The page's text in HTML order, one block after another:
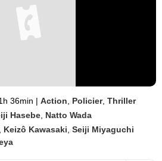
36min | Action Policier, Thriller
Hasebe Natto Wada
Keizô Kawasaki Seiji Miyaguchi